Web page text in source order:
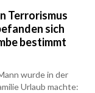
Terrorismus
sich
bestimmt
wurde in der
Urlaub machte: